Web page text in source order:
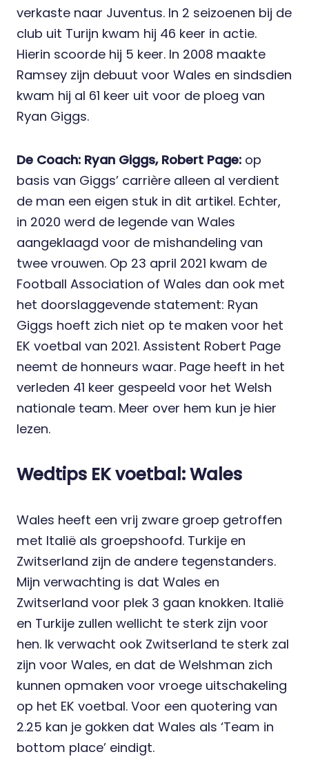
verkaste naar Juventus. In 2 seizoenen bij de
club uit Turijn kwam hij 46 keer in actie.
Hierin scoorde hij 5 keer. In 2008 maakte
Ramsey zijn debuut voor Wales en sindsdien
kwam hij al 61 keer uit voor de ploeg van
Ryan Giggs.
De Coach: Ryan Giggs, Robert Page: op
basis van Giggs’ carrière alleen al verdient
de man een eigen stuk in dit artikel. Echter,
in 2020 werd de legende van Wales
aangeklaagd voor de mishandeling van
twee vrouwen. Op 23 april 2021 kwam de
Football Association of Wales dan ook met
het doorslaggevende statement: Ryan
Giggs hoeft zich niet op te maken voor het
EK voetbal van 2021. Assistent Robert Page
neemt de honneurs waar. Page heeft in het
verleden 41 keer gespeeld voor het Welsh
nationale team. Meer over hem kun je hier
lezen.
Wedtips EK voetbal: Wales
Wales heeft een vrij zware groep getroffen
met Italië als groepshoofd. Turkije en
Zwitserland zijn de andere tegenstanders.
Mijn verwachting is dat Wales en
Zwitserland voor plek 3 gaan knokken. Italië
en Turkije zullen wellicht te sterk zijn voor
hen. Ik verwacht ook Zwitserland te sterk zal
zijn voor Wales, en dat de Welshman zich
kunnen opmaken voor vroege uitschakeling
op het EK voetbal. Voor een quotering van
2.25 kan je gokken dat Wales als ‘Team in
bottom place’ eindigt.